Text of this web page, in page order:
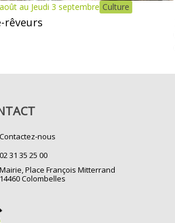
au Jeudi 3 septembre Culture
rêveurs
Contactez-nous
02 31 35 25 00
Mairie, Place François Mitterrand
14460 Colombelles